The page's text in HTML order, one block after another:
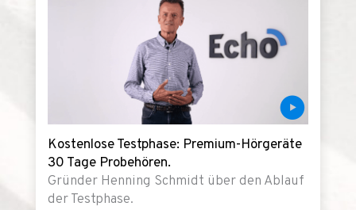
Kostenlose Testphase: Premium-Hörgeräte
30 Tage Probehören.
Gründer Henning Schmidt über den Ablauf
der Testphase.